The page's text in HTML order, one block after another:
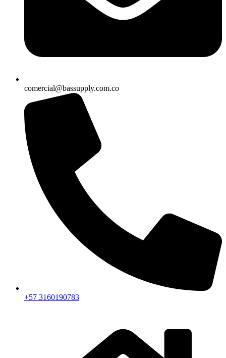
comercial@bassupply.com.co
+57 3160190783